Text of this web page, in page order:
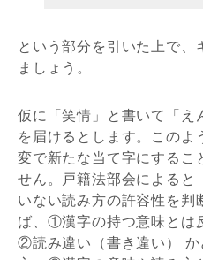
という部分を引いた上で、
ましょう。
仮に「笑情」と書いて「え
を届けるとします。このよ
変で新たな当て字にするこ
せん。戸籍法部会によると
いない読み方の許容性を判
ば、①漢字の持つ意味とは
②読み違い（書き違い） か